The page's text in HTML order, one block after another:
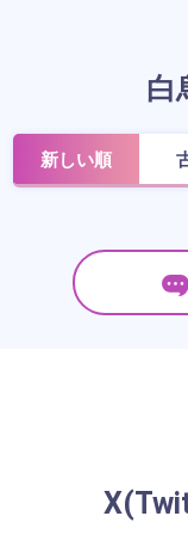
白
新しい順